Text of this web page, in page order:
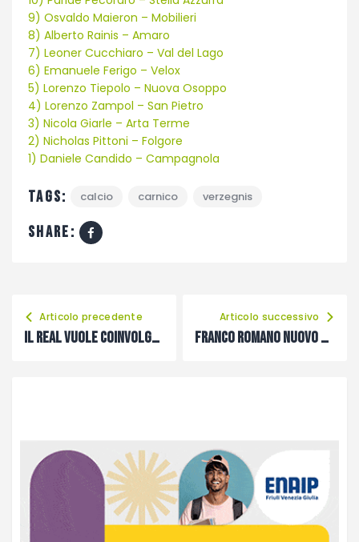
9) Osvaldo Maieron – Mobilieri
8) Alberto Rainis – Amaro
7) Leoner Cucchiaro – Val del Lago
6) Emanuele Ferigo – Velox
5) Lorenzo Tiepolo – Nuova Osoppo
4) Lorenzo Zampol – San Pietro
3) Nicola Giarle – Arta Terme
2) Nicholas Pittoni – Folgore
1) Daniele Candido – Campagnola
Tags: calcio carnico verzegnis
share:
Articolo precedente
Il Real vuole coinvolgere di più gli abitanti di Imponzo e Cadunea
Articolo successivo
Franco Romano nuovo allenatore del Lauco